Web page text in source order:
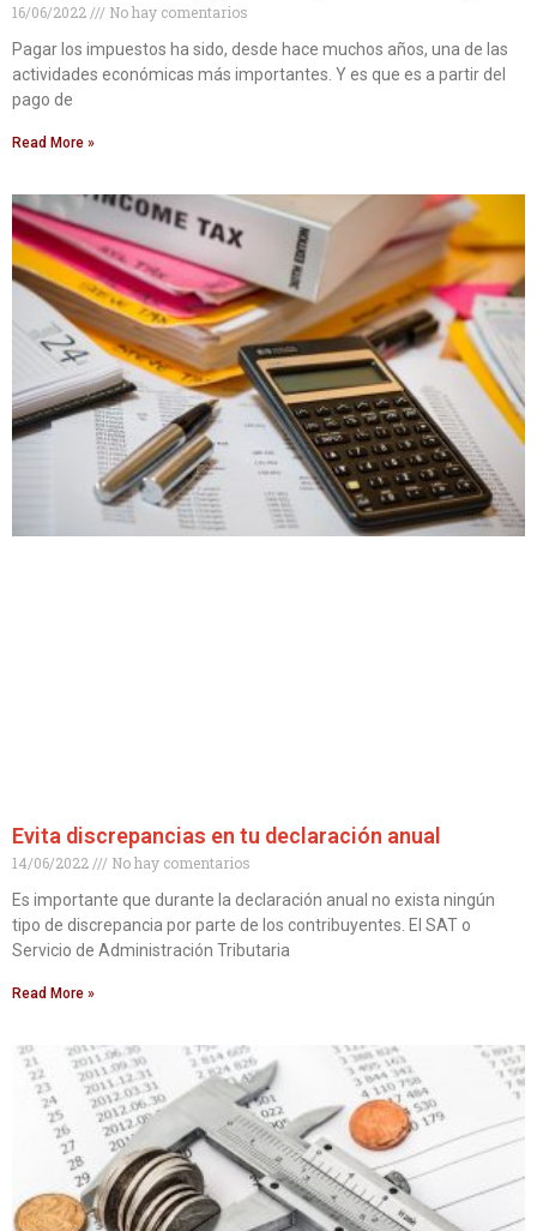
16/06/2022
No hay comentarios
Pagar los impuestos ha sido, desde hace muchos años, una de las
actividades económicas más importantes. Y es que es a partir del
pago de
Read More »
Evita discrepancias en tu declaración anual
14/06/2022
No hay comentarios
Es importante que durante la declaración anual no exista ningún
tipo de discrepancia por parte de los contribuyentes. El SAT o
Servicio de Administración Tributaria
Read More »